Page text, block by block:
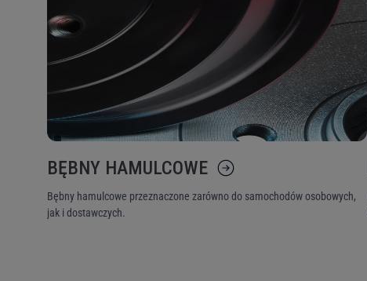
BĘBNY HAMULCOWE
Bębny hamulcowe przeznaczone zarówno do samochodów osobowych,
jak i dostawczych.